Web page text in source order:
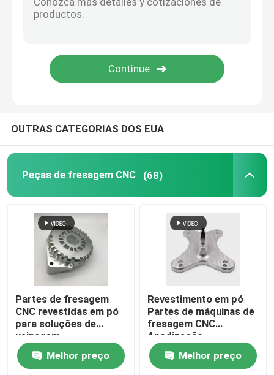
Serviços de moldagem por injeção
OUTRAS CATEGORIAS DOS EUA
Peças de fresagem CNC (68)
Partes de fresagem
CNC revestidas em pó
para soluções de
usinagem
Melhor preço
Revestimento em pó
Partes de máquinas de
fresagem CNC
Anodização
Melhor preço